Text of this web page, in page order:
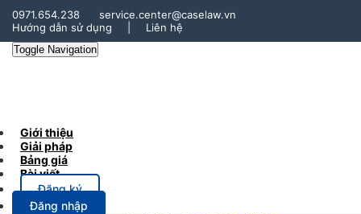
0971.654.238
service.center@caselaw.vn
Hướng dẫn sử dụng
Liên hệ
Toggle Navigation
Giới thiệu
Giải pháp
Bảng giá
Bài viết
Đăng ký
Đăng nhập